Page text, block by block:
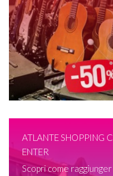
ATLANTE SHOPPING C
ENTER
Scopri come raggiunger